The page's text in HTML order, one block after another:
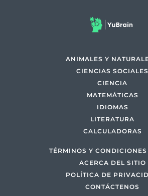
ANIMALES Y
CIENCIAS SOCIALES
CIENCIA
MATEMÁTICAS
IDIOMAS
LITERATURA
CALCULADORAS
TÉRMINOS Y CONDICIONES
ACERCA DEL SITIO
POLÍTICA DE
CONTÁCTENOS